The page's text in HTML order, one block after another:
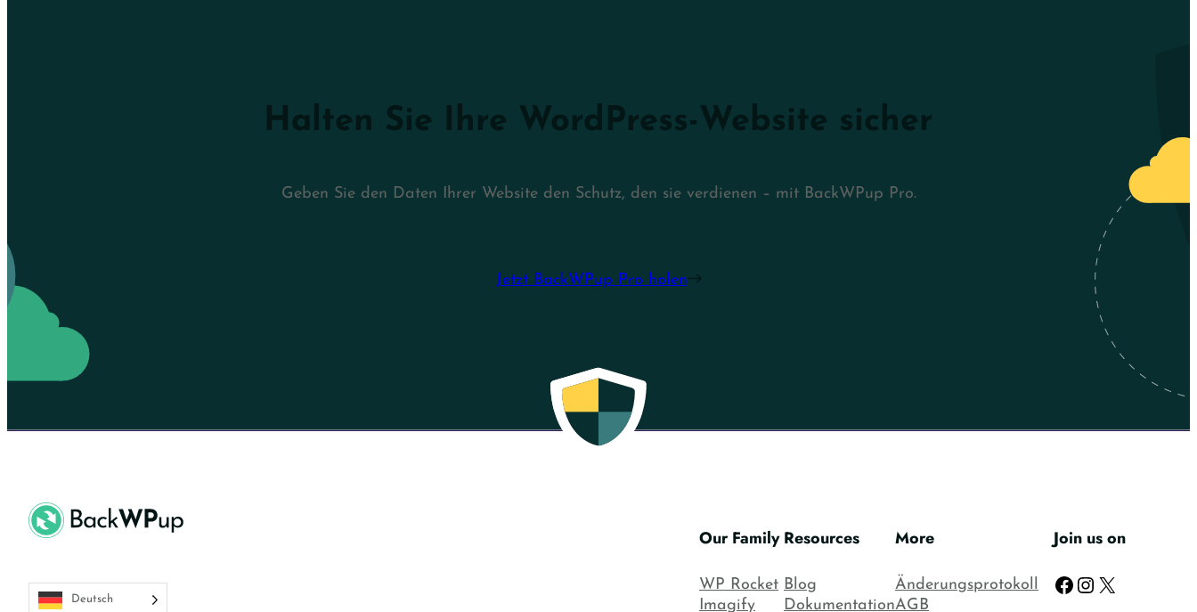
Halten Sie Ihre WordPress-Website sicher
Geben Sie den Daten Ihrer Website den Schutz, den sie verdienen – mit BackWPup Pro.
Jetzt BackWPup Pro holen
Deutsch
Our Family
WP Rocket
Imagify
Resources
Blog
Dokumentation
More
Änderungsprotokoll
AGB
Join us on
Facebook Instagram X